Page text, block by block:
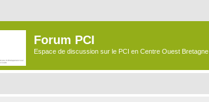
Forum PCI
Espace de discussion sur le PCI en Centre Ouest Bretagne